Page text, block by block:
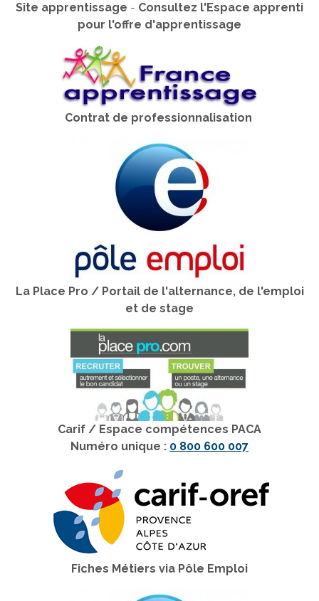
Site apprentissage - Consultez l'Espace apprenti
pour l'offre d'apprentissage
Contrat de professionnalisation
La Place Pro / Portail de l'alternance, de l'emploi
et de stage
Carif / Espace compétences PACA
Numéro unique : 0 800 600 007
Fiches Métiers via Pôle Emploi